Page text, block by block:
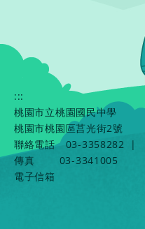
:::
桃園市立桃園國民中學
桃園市桃園區莒光街2號
聯絡電話
03-3358282
|
傳真
03-3341005
電子信箱